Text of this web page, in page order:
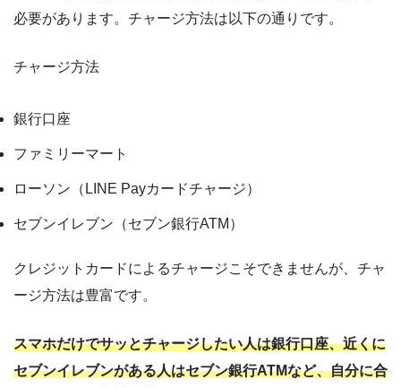
必要があります。チャージ方法は以下の通りです。
チャージ方法
銀行口座
ファミリーマート
ローソン（LINE Payカードチャージ）
セブンイレブン（セブン銀行ATM）
クレジットカードによるチャージこそできませんが、チャ
ージ方法は豊富です。
スマホだけでサッとチャージしたい人は銀行口座、近くに
セブンイレブンがある人はセブン銀行ATMなど、自分に合